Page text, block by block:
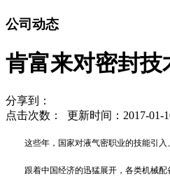
公司动态
肯富来对密封
分享到：
点击次数：
更新时间：2017-01-
这些年，国家对液气密职业的技能引
跟着中国经济的迅猛展开，各类机械